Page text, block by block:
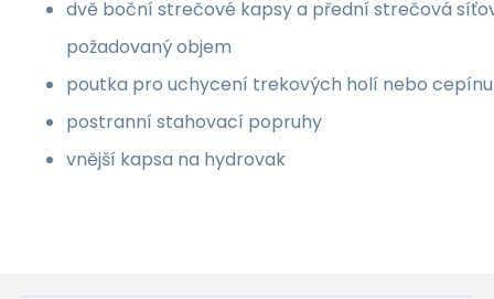
dvě boční strečové kapsy a přední strečová
požadovaný objem
poutka pro uchycení trekových holí nebo cepínu
postranní stahovací popruhy
vnější kapsa na hydrovak